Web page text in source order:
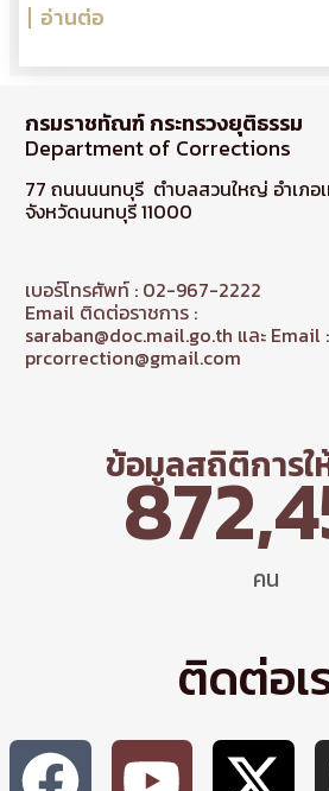
อ่านต่อ
กรมราชทัณฑ์ กระทรวงยุติธรรม
Department of Corrections
77 ถนนนนทบุรี ตำบลสวนใหญ่ อำเภอ
จังหวัดนนทบุรี 11000
เบอร์โทรศัพท์ : 02-967-2222
Email ติดต่อราชการ :
saraban@doc.mail.go.th และ Email :
prcorrection@gmail.com
ข้อมูลสถิติการใ
คน
ติดต่อเ